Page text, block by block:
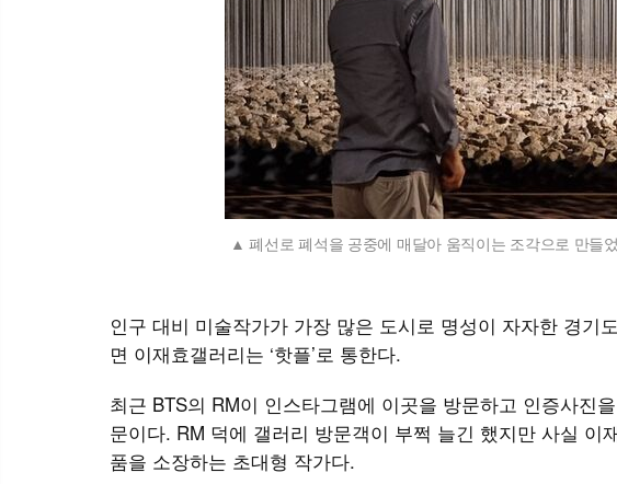
폐선로 폐석을 공중에 매달아 움직이는 조각으로 만들
인구 대비 미술작가가 가장 많은 도시로 명성이 자자한 경기
면 이재효갤러리는 ‘핫플’로 통한다.
최근 BTS의 RM이 인스타그램에 이곳을 방문하고 인증사진
문이다. RM 덕에 갤러리 방문객이 부쩍 늘긴 했지만 사실
품을 소장하는 초대형 작가다.